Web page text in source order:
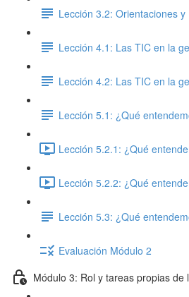
Lección 3.2: Orientaciones
Lección 4.1: Las TIC en la
Lección 4.2: Las TIC en la
Lección 5.1: ¿Qué
Lección 5.2.1: ¿Qué
Lección 5.2.2: ¿Qué
Lección 5.3: ¿Qué
Evaluación Módulo 2
Módulo 3: Rol y tareas propias